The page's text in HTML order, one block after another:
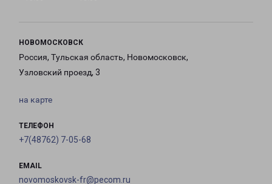
НОВОМОСКОВСК
Россия, Тульская область, Новомосковск,
Узловский проезд, 3
на карте
ТЕЛЕФОН
+7(48762) 7-05-68
EMAIL
novomoskovsk-fr@pecom.ru